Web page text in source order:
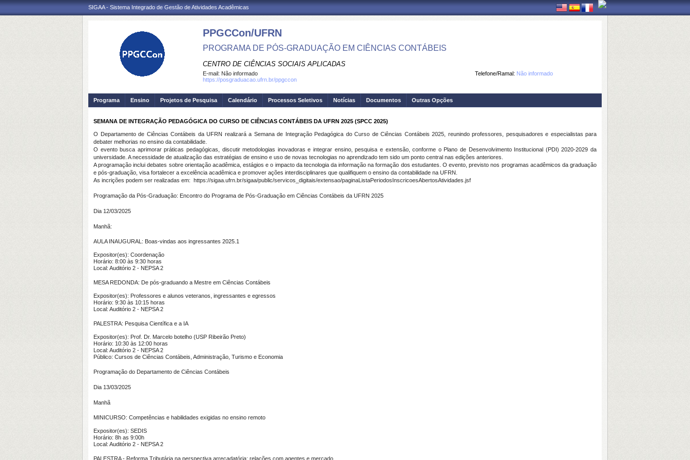
SIGAA - Sistema Integrado de Gestão de Atividades Acadêmicas
PPGCCon/UFRN
PROGRAMA DE PÓS-GRADUAÇÃO EM CIÊNCIAS CONTÁBEIS
CENTRO DE CIÊNCIAS SOCIAIS APLICADAS
Telefone/Ramal: Não informado
E-mail: Não informado
https://posgraduacao.ufrn.br/ppgccon
Programa Ensino Projetos de Pesquisa Calendário Processos Seletivos Notícias Documentos Outras Opções
SEMANA DE INTEGRAÇÃO PEDAGÓGICA DO CURSO DE CIÊNCIAS CONTÁBEIS DA UFRN 2025 (SPCC 2025)
O Departamento de Ciências Contábeis da UFRN realizará a Semana de Integração Pedagógica do Curso de Ciências Contábeis 2025, reunindo professores, pesquisadores e especialistas para
debater melhorias no ensino da contabilidade.
O evento busca aprimorar práticas pedagógicas, discutir metodologias inovadoras e integrar ensino, pesquisa e extensão, conforme o Plano de Desenvolvimento Institucional (PDI) 2020-2029 da
universidade. A necessidade de atualização das estratégias de ensino e uso de novas tecnologias no aprendizado tem sido um ponto central nas edições anteriores.
A programação inclui debates sobre orientação acadêmica, estágios e o impacto da tecnologia da informação na formação dos estudantes. O evento, previsto nos programas acadêmicos da graduação
e pós-graduação, visa fortalecer a excelência acadêmica e promover ações interdisciplinares que qualifiquem o ensino da contabilidade na UFRN.
As incrições podem ser realizadas em: https://sigaa.ufrn.br/sigaa/public/servicos_digitais/extensao/paginaListaPeriodosInscricoesAbertosAtividades.jsf
Programação da Pós-Graduação: Encontro do Programa de Pós-Graduação em Ciências Contábeis da UFRN 2025
Dia 12/03/2025
Manhã:
AULA INAUGURAL: Boas-vindas aos ingressantes 2025.1
Expositor(es): Coordenação
Horário: 8:00 às 9:30 horas
Local: Auditório 2 - NEPSA 2
MESA REDONDA: De pós-graduando a Mestre em Ciências Contábeis
Expositor(es): Professores e alunos veteranos, ingressantes e egressos
Horário: 9:30 às 10:15 horas
Local: Auditório 2 - NEPSA 2
PALESTRA: Pesquisa Científica e a IA
Expositor(es): Prof. Dr. Marcelo botelho (USP Ribeirão Preto)
Horário: 10:30 às 12:00 horas
Local: Auditório 2 - NEPSA 2
Público: Cursos de Ciências Contábeis, Administração, Turismo e Economia
Programação do Departamento de Ciências Contábeis
Dia 13/03/2025
Manhã
MINICURSO: Competências e habilidades exigidas no ensino remoto
Expositor(es): SEDIS
Horário: 8h as 9:00h
Local: Auditório 2 - NEPSA 2
PALESTRA - Reforma Tributária na perspectiva arrecadatória: relações com agentes e mercado